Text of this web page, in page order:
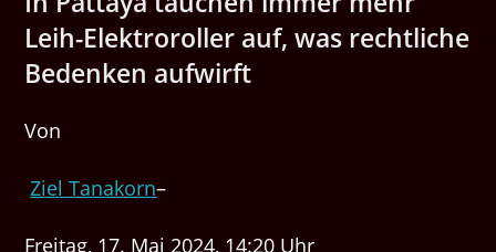
Leih-Elektroroller auf, was rechtliche
Bedenken aufwirft
Von
Ziel Tanakorn–
Freitag, 17. Mai 2024, 14:20 Uhr